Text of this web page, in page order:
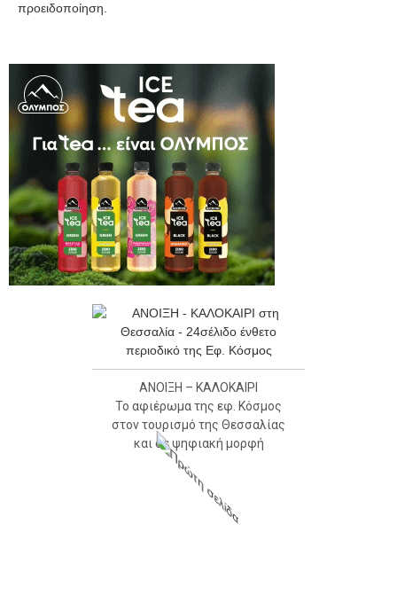
προειδοποίηση.
ΑΝΟΙΞΗ – ΚΑΛΟΚΑΙΡΙ
Το αφιέρωμα της εφ. Κόσμος
στον τουρισμό της Θεσσαλίας
και σε ψηφιακή μορφή